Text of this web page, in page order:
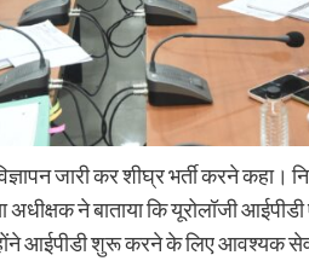
जारी कर शीघ्र भर्ती करने कहा।
ने बाताया कि यूरोलॉजी
आईपीडी शुरू करने के लिए आवश्यक